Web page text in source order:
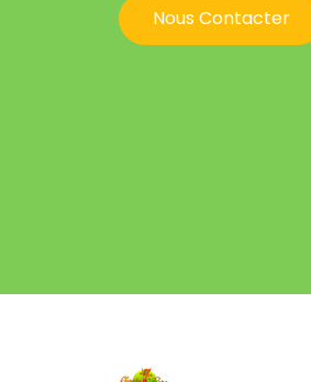
Nous Contacter